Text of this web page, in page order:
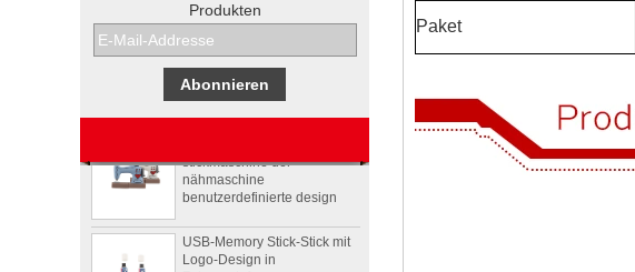
Produkten
Elektronische
Werbegeschenkboxen von
Pepsi
Usb-stick usb-stick
benutzerdefinierte design
Logo-Design in
Zahnpastaform
Paket